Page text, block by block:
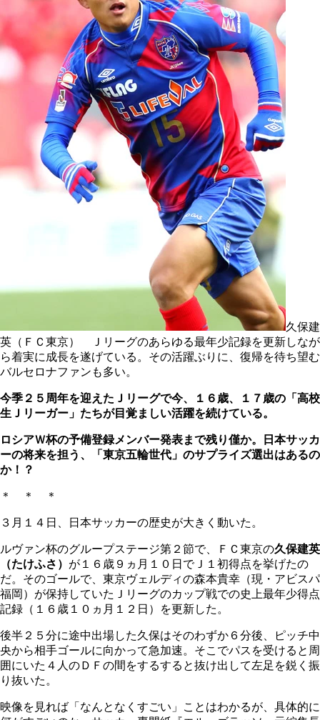
久保建
英（ＦＣ東京） Ｊリーグのあらゆる最年少記録を更新しなが
ら着実に成長を遂げている。その活躍ぶりに、復帰を待ち望む
バルセロナファンも多い。
今季２５周年を迎えたＪリーグで今、１６歳、１７歳の「高校
生Ｊリーガー」たちが目覚ましい活躍を続けている。
ロシアＷ杯の予備登録メンバー発表まで残り僅か。日本サッカ
ーの将来を担う、「東京五輪世代」のサプライズ選出はあるの
か！？
＊ ＊ ＊
３月１４日、日本サッカーの歴史が大きく動いた。
ルヴァン杯のグループステージ第２節で、ＦＣ東京の久保建英
（たけふさ） が１６歳９ヵ月１０日でＪ１初得点を挙げたの
だ。そのゴールで、東京ヴェルディの森本貴幸（現・アビスパ
福岡）が保持していたＪリーグのカップ戦での史上最年少得点
記録（１６歳１０ヵ月１２日）を更新した。
後半２５分に途中出場した久保はそのわずか６分後、ピッチ中
央から相手ゴールに向かって急加速。そこでパスを受けると周
囲にいた４人のＤＦの間をするすると抜け出して左足を鋭く振
り抜いた。
映像を見れば「なんとなくすごい」ことはわかるが、具体的に